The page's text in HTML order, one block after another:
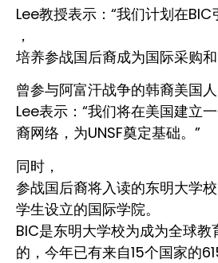
Lee教授表示：“我们计划在
，
培养参战国后裔成为国际采购
曾参与阿富汗战争的韩裔美国
Lee表示：“我们将在美国建立
裔网络，为UNSF奠定基础。”
同时，
参战国后裔将入读的东明大学
学生设立的国际学院。
BIC是东明大学校为成为全球
的，今年已有来自15个国家的